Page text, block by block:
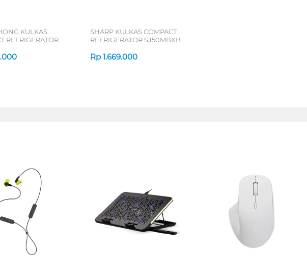
KULKAS
REFRIGERATOR
SHARP KULKAS COMPACT
REFRIGERATOR SJ50MBXB
Rp 1.669.000